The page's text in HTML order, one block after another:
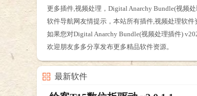
更多插件,视频处理，Digital Anarchy Bundle(视频
软件导航网友情提示，本站所有插件,视频处理软
如果您对Digital Anarchy Bundle(视频处理插件)
欢迎朋友多多分享发布更多精品软件资源。
最新软件